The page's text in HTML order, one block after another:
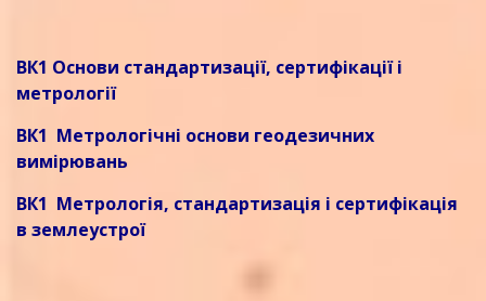
ВК1 Основи стандартизації, сертифікації і
метрології
ВК1 Метрологічні основи геодезичних
вимірювань
ВК1 Метрологія, стандартизація і сертифікація
в землеустрої